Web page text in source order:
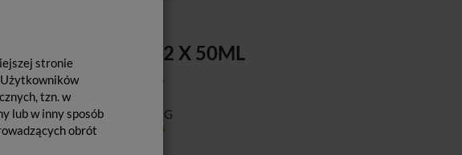
stronie
tzn. w
lub w inny sposób
obrót
O-BITE / 2 X 50ML
Producent:
DMG
Dostępność: